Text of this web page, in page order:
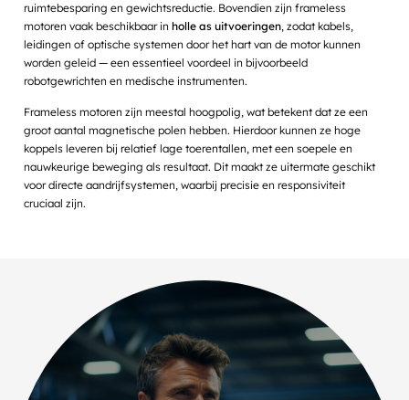
ruimtebesparing en gewichtsreductie. Bovendien zijn frameless
motoren vaak beschikbaar in holle as uitvoeringen, zodat kabels,
leidingen of optische systemen door het hart van de motor kunnen
worden geleid — een essentieel voordeel in bijvoorbeeld
robotgewrichten en medische instrumenten.
Frameless motoren zijn meestal hoogpolig, wat betekent dat ze een
groot aantal magnetische polen hebben. Hierdoor kunnen ze hoge
koppels leveren bij relatief lage toerentallen, met een soepele en
nauwkeurige beweging als resultaat. Dit maakt ze uitermate geschikt
voor directe aandrijfsystemen, waarbij precisie en responsiviteit
cruciaal zijn.